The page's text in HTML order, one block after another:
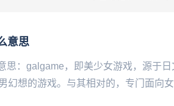
意思
思：galgame，即‌‌‌‌‌‌‌‌‌美少女游戏，源于
幻想的游戏。与其相对的，专门面向